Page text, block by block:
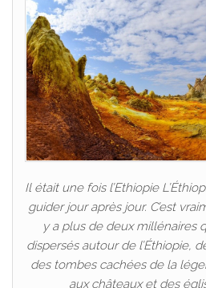
Il était une fois l’Ethiopie
guider jour après jour. C’est
y a plus de deux millénaires
dispersés autour de l’Éthiopie,
des tombes cachées de la
aux châteaux et des